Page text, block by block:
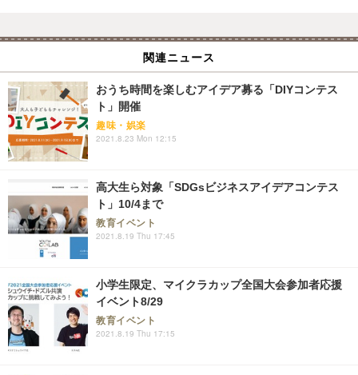
関連ニュース
おうち時間を楽しむアイデア募る「DIYコンテス
ト」開催
趣味・娯楽
2021.8.23 Mon 12:15
高大生ら対象「SDGsビジネスアイデアコンテス
ト」10/4まで
教育イベント
2021.8.19 Thu 17:45
小学生限定、マイクラカップ全国大会参加者応援
イベント8/29
教育イベント
2021.8.19 Thu 17:15